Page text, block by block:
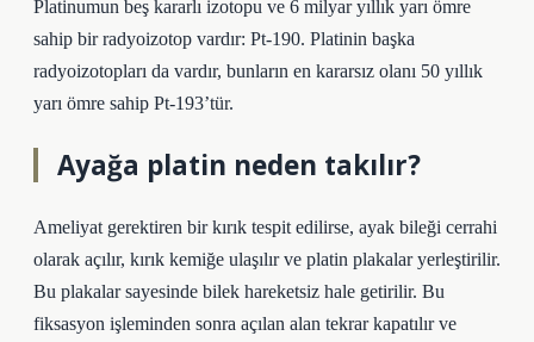
Platinumun beş kararlı izotopu ve 6 milyar yıllık yarı ömre
sahip bir radyoizotop vardır: Pt-190. Platinin başka
radyoizotopları da vardır, bunların en kararsız olanı 50 yıllık
yarı ömre sahip Pt-193’tür.
Ayağa platin neden takılır?
Ameliyat gerektiren bir kırık tespit edilirse, ayak bileği cerrahi
olarak açılır, kırık kemiğe ulaşılır ve platin plakalar yerleştirilir.
Bu plakalar sayesinde bilek hareketsiz hale getirilir. Bu
fiksasyon işleminden sonra açılan alan tekrar kapatılır ve